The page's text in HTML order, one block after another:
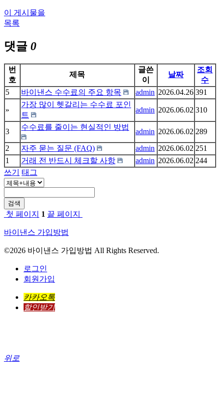
이 게시물을
목록
댓글 0
번
호
제목
글쓴
이
날짜
조회
수
5
바이낸스 수수료의 주요 항목 admin 2026.04.26 391
»
가장 많이 헷갈리는 수수료 포인
트
admin 2026.06.02 310
3
수수료를 줄이는 현실적인 방법
admin 2026.06.02 289
2
자주 묻는 질문 (FAQ) admin 2026.06.02 251
1
거래 전 반드시 체크할 사항 admin 2026.06.02 244
쓰기
태그
검색
첫 페이지 1 끝 페이지
바이낸스 가입방법
©2026 바이낸스 가입방법 All Rights Reserved.
로그인
회원가입
카카오톡
할인받기
위로